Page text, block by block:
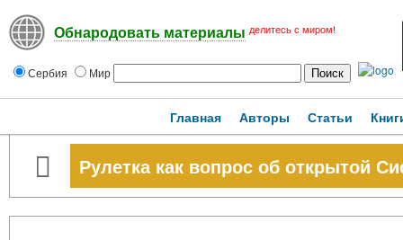
Обнародовать материалы делитесь с миром!
Сербия Мир
Главная Авторы Статьи
Рулетка как вопрос об открытой